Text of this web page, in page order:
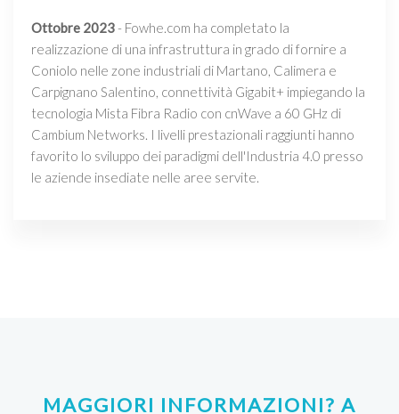
Ottobre 2023- Fowhe.com ha completato la
realizzazione di una infrastruttura in grado di fornire a
Coniolo nelle zone industriali di Martano, Calimera e
Carpignano Salentino, connettività Gigabit+ impiegando la
tecnologia Mista Fibra Radio con cnWave a 60 GHz di
Cambium Networks. I livelli prestazionali raggiunti hanno
favorito lo sviluppo dei paradigmi dell'Industria 4.0 presso
le aziende insediate nelle aree servite.
MAGGIORI INFORMAZIONI? A